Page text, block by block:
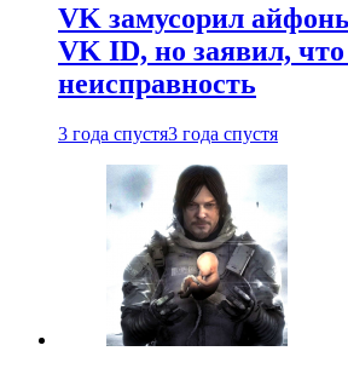
VK замусорил
VK ID, но заявил,
неисправность
3 года спустя3 года спустя